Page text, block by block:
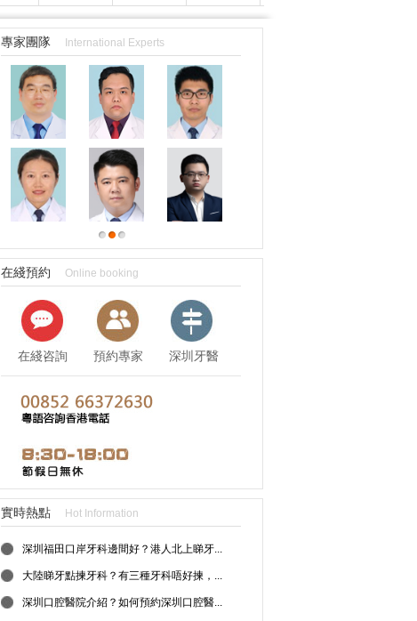
專家團隊 International Experts
在綫預約 Online booking
在綫咨詢 預約專家
深圳牙醫
實時熱點 Hot Information
深圳福田口岸牙科邊間好？港人北上睇牙...
大陸睇牙點揀牙科？有三種牙科唔好揀，...
深圳口腔醫院介紹？如何預約深圳口腔醫...